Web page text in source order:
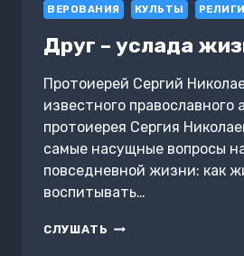
ВЕРОВАНИЯ КУЛЬТЫ
Друг – услада
Протоиерей Сергий
известного православного
протоиерея Сергия
самые насущные вопросы
повседневной жизни: как
воспитывать…
СЛУШАТЬ ДРУГ